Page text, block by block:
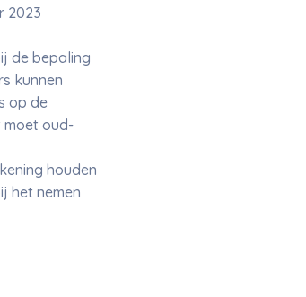
2023
de bepaling
kunnen
op de
moet oud-
houden
het nemen